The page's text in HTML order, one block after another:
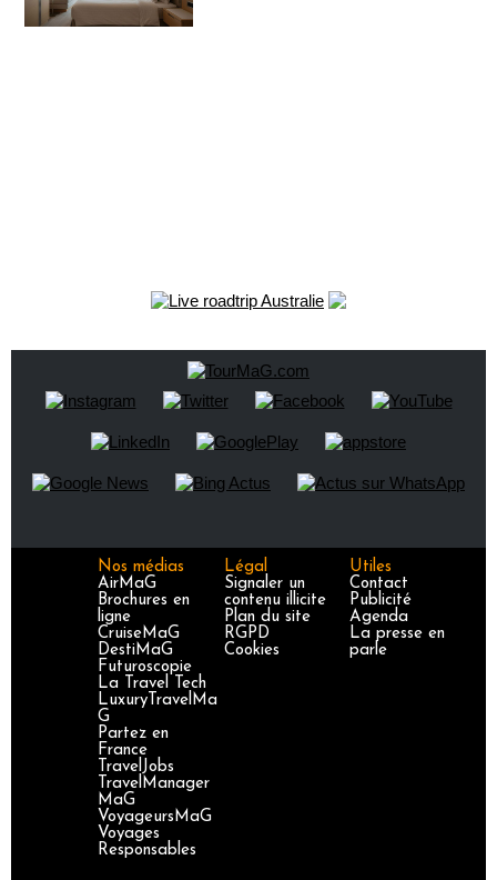
Nos médias
AirMaG
Brochures en
ligne
CruiseMaG
DestiMaG
Futuroscopie
La Travel Tech
LuxuryTravelMa
G
Partez en
France
TravelJobs
TravelManager
MaG
VoyageursMaG
Voyages
Responsables
Légal
Signaler un
contenu illicite
Plan du site
RGPD
Cookies
Utiles
Contact
Publicité
Agenda
La presse en
parle